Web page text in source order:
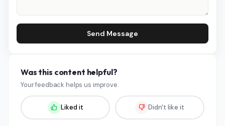
Send Message
Was this content helpful?
Your feedback helps us improve.
Liked it Didn't like it